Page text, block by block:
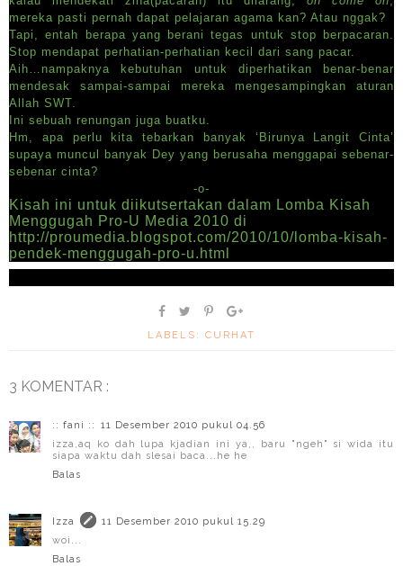
mereka pasti pernah dapat pelajaran agama kan? Atau nggak?
Tapi, entah berapa yang berani tegas untuk stop berpacaran.
Stop mendapat perhatian-perhatian kecil dari sang pacar.
Aih…nampaknya kebutuhan untuk diperhatikan benar-benar
mendesak sampai-sampai mereka mengesampingkan aturan
Allah SWT.
Ini sebuah renungan juga buatku.
Hm, apa perlu kita tebarkan banyak ‘Birunya Langit Cinta’
supaya muncul banyak Dey yang berusaha menggapai sebenar-
sebenar cinta?
-o-
Kisah ini untuk diikutsertakan dalam Lomba Kisah
Menggugah Pro-U Media 2010 di
http://proumedia.blogspot.com/2010/10/lomba-kisah-
pendek-menggugah-pro-u.html
LABELS: CURHAT
3 KOMENTAR :
:: fani ::
11 Desember 2010 pukul 04.56
izza,aq ko dah lupa kjadian ini ya,, baru "ngeh" si wida itu
siapa waktu dah slesai baca...he he
Balas
Izza
11 Desember 2010 pukul 15.29
woi...
Balas